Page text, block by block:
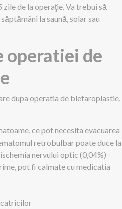
de la operaţie. Va trebui să
la saună, solar sau
operatiei de
dupa operatia de blefaroplastie,
ce pot necesita evacuarea
retrobulbar poate duce la
nervului optic (0,04%)
pot fi calmate cu medicatia